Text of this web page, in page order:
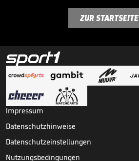
ZUR STARTSEITE
Impressum
Datenschutzhinweise
Datenschutzeinstellungen
Nutzungsbedingungen